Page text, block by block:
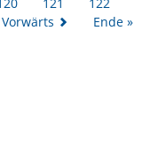
Vorwärts Ende »